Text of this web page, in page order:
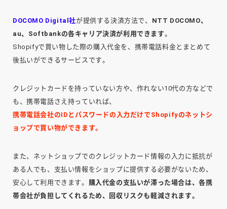
DOCOMO Digital社が提供する決済方法で、 NTT DOCOMO、
au、Softbankの各キャリア決済が利用できます。
Shopifyで買い物した際の購入代金を、携帯電話料金とまとめて
後払いができるサービスです。
クレジットカードを持っていない方や、作れない10代の方などで
も、携帯電話さえ持っていれば、
携帯電話会社のIDとパスワードの入力だけでShopifyのネットシ
ョップで買い物ができます。
また、ネットショップでのクレジットカード情報の入力に抵抗が
ある人でも、支払い情報をショップに提供する必要がないため、
安心して利用できます。 購入代金の支払いが滞った場合は、各携
帯会社が負担してくれるため、回収リスクも軽減されます。